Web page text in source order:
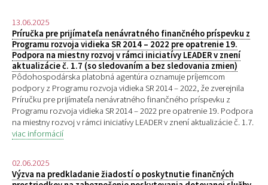
13.06.2025
Príručka pre prijímateľa nenávratného finančného príspevku z
Programu rozvoja vidieka SR 2014 – 2022 pre opatrenie 19.
Podpora na miestny rozvoj v rámci iniciatívy LEADER v znení
aktualizácie č. 1.7 (so sledovaním a bez sledovania zmien)
Pôdohospodárska platobná agentúra oznamuje príjemcom
podpory z Programu rozvoja vidieka SR 2014 – 2022, že zverejnila
Príručku pre prijímateľa nenávratného finančného príspevku z
Programu rozvoja vidieka SR 2014 – 2022 pre opatrenie 19. Podpora
na miestny rozvoj v rámci iniciatívy LEADER v znení aktualizácie č. 1.7.
viac informácií
02.06.2025
Výzva na predkladanie žiadostí o poskytnutie finančných